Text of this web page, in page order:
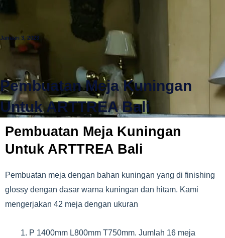
Januari 3, 2023
Pembuatan Meja Kuningan
Untuk ARTTREA Bali
Pembuatan Meja Kuningan
Untuk ARTTREA Bali
Pembuatan meja dengan bahan kuningan yang di finishing
glossy dengan dasar warna kuningan dan hitam. Kami
mengerjakan 42 meja dengan ukuran
P 1400mm L800mm T750mm. Jumlah 16 meja